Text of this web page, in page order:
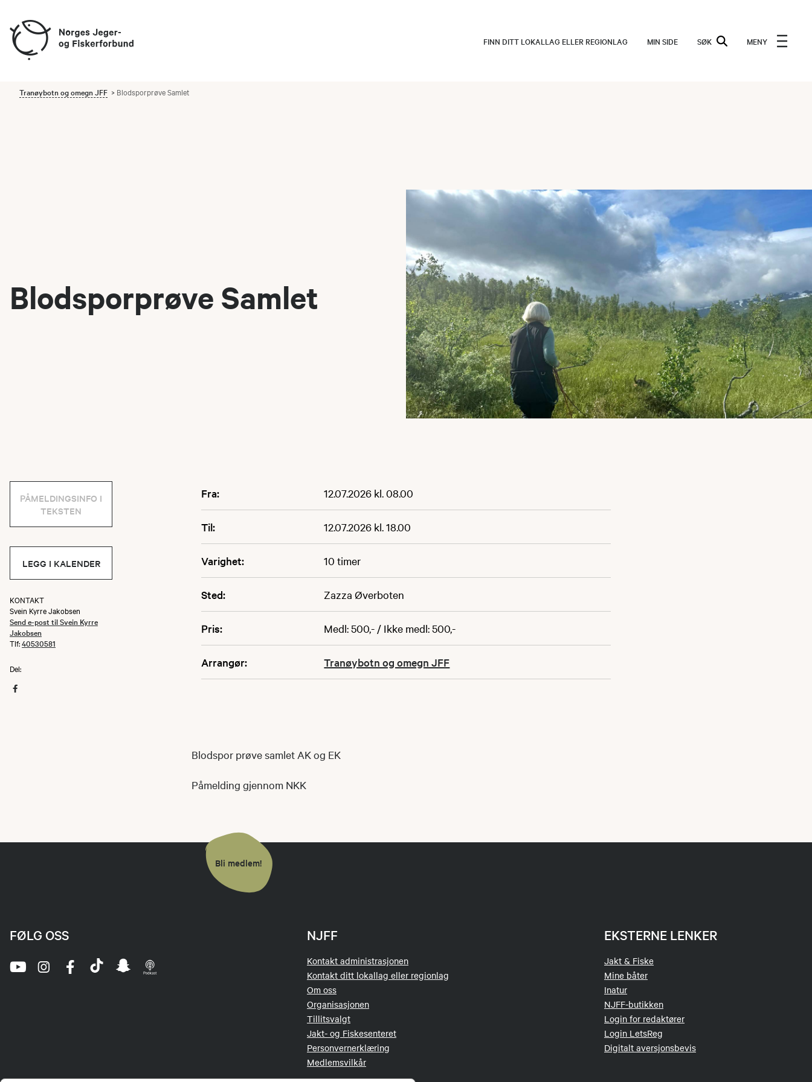
FINN DITT LOKALLAG ELLER REGIONLAG MIN SIDE SØK MENY
Tranøybotn og omegn JFF Blodsporprøve Samlet
Blodsporprøve Samlet
Fra: 12.07.2026 kl. 08.00
Til: 12.07.2026 kl. 18.00
Varighet: 10 timer
Sted: Zazza Øverboten
Pris: Medl: 500,- / Ikke medl: 500,-
Arrangør: Tranøybotn og omegn JFF
PÅMELDINGSINFO I
TEKSTEN
LEGG I KALENDER
KONTAKT
Svein Kyrre Jakobsen
Send e-post til Svein Kyrre
Jakobsen
Tlf:40530581
Del:
Blodspor prøve samlet AK og EK
Påmelding gjennom NKK
Bli medlem!
NJFF
Kontakt administrasjonen
Kontakt ditt lokallag eller regionlag
Om oss
Organisasjonen
Tillitsvalgt
Jakt- og Fiskesenteret
Personvernerklæring
Medlemsvilkår
EKSTERNE LENKER
Jakt & Fiske
Mine båter
Inatur
NJFF-butikken
Login for redaktører
Login LetsReg
Digitalt aversjonsbevis
FØLG OSS